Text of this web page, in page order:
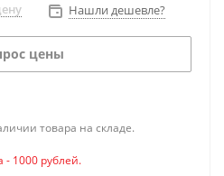
Нашли дешевле?
цены
товара на складе.
1000 рублей.